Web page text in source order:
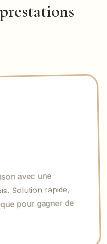
avec une
Solution rapide,
pour gagner de